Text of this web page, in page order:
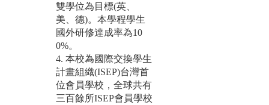
雙學位為目標(英、
美、德)。本學程學生
國外研修達成率為10
0%。
4. 本校為國際交換學生
計畫組織(ISEP)台灣首
位會員學校，全球共有
三百餘所ISEP會員學校